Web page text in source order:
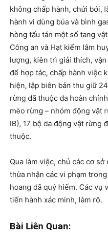
không chấp hành, chửi bới,
hành vi dùng búa và bình
hòng tẩu tán một số tang
Công an và Hạt kiểm lâm
lượng, kiên trì giải thích,
để hợp tác, chấp hành việc
hiện, lập biên bản thu giữ
rừng đã thuộc da hoàn
mèo rừng – nhóm động vật
IB), 17 bộ da động vật rừng
thuộc.
Qua làm việc, chủ các cơ
thừa nhận các vi phạm
hoang dã quý hiếm. Các vụ
tiến hành xác minh, làm rõ.
Bài Liên Quan: